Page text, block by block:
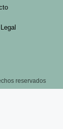
reservados